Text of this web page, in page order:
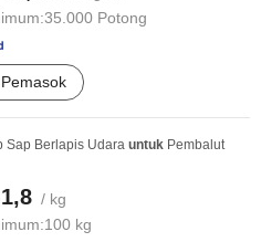
35.000 Potong
Sap Berlapis Udara untuk Pembalut
/ kg
100 kg